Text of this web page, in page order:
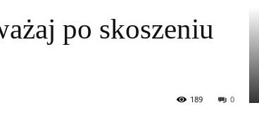
po skoszeniu
0
189